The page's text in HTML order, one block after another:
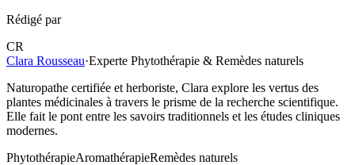
Rédigé par
CR
Clara Rousseau·Experte Phytothérapie & Remèdes naturels
Naturopathe certifiée et herboriste, Clara explore les vertus des
plantes médicinales à travers le prisme de la recherche scientifique.
Elle fait le pont entre les savoirs traditionnels et les études cliniques
modernes.
PhytothérapieAromathérapieRemèdes naturels